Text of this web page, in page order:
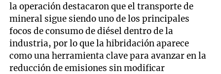
la operación destacaron que el transporte de
mineral sigue siendo uno de los principales
focos de consumo de diésel dentro de la
industria, por lo que la hibridación aparece
como una herramienta clave para avanzar en la
reducción de emisiones sin modificar